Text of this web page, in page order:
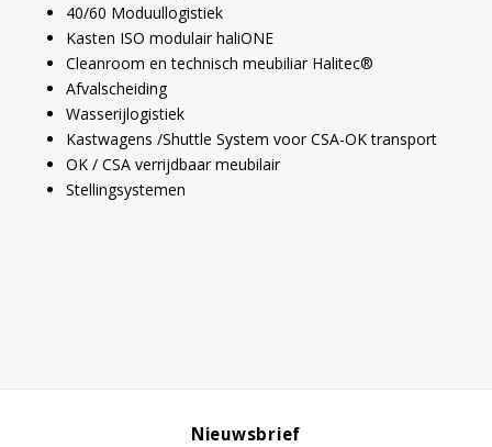
40/60 Moduullogistiek
Kasten ISO modulair haliONE
Cleanroom en technisch meubiliar Halitec®
Afvalscheiding
Wasserijlogistiek
Kastwagens /Shuttle System voor CSA-OK transport
OK / CSA verrijdbaar meubilair
Stellingsystemen
Nieuwsbrief